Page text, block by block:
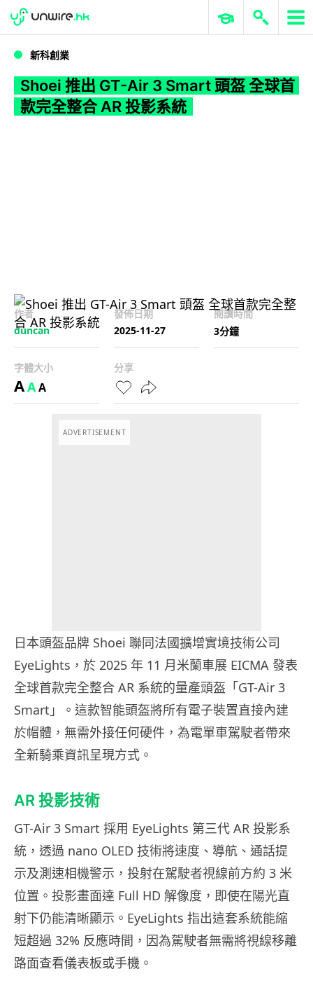
WWDC 2026 ERP 與商業 AI
新科創業
Shoei 推出 GT-Air 3 Smart 頭盔 全球首
款完全整合 AR 投影系統
作者
duncan
發佈日期
2025-11-27
閱讀時間
3分鐘
字體大小
AAA
分享
ADVERTISEMENT
日本頭盔品牌 Shoei 聯同法國擴增實境技術公司
EyeLights，於 2025 年 11 月米蘭車展 EICMA 發表
全球首款完全整合 AR 系統的量產頭盔「GT-Air 3
Smart」。這款智能頭盔將所有電子裝置直接內建
於帽體，無需外接任何硬件，為電單車駕駛者帶來
全新騎乘資訊呈現方式。
AR 投影技術
GT-Air 3 Smart 採用 EyeLights 第三代 AR 投影系
統，透過 nano OLED 技術將速度、導航、通話提
示及測速相機警示，投射在駕駛者視線前方約 3 米
位置。投影畫面達 Full HD 解像度，即使在陽光直
射下仍能清晰顯示。EyeLights 指出這套系統能縮
短超過 32% 反應時間，因為駕駛者無需將視線移離
路面查看儀表板或手機。